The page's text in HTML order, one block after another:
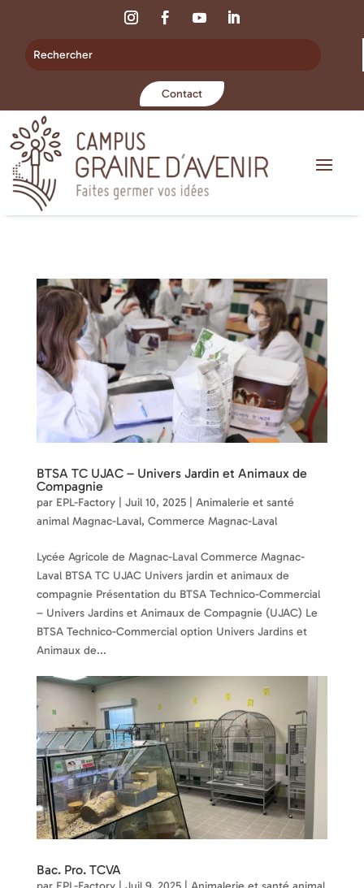
Contact
BTSA TC UJAC – Univers Jardin et Animaux de
Compagnie
par EPL-Factory| Juil 10, 2025| Animalerie et santé
animal Magnac-Laval, Commerce Magnac-Laval
Lycée Agricole de Magnac-Laval Commerce Magnac-
Laval BTSA TC UJAC Univers jardin et animaux de
compagnie Présentation du BTSA Technico-Commercial
– Univers Jardins et Animaux de Compagnie (UJAC) Le
BTSA Technico-Commercial option Univers Jardins et
Animaux de...
Bac. Pro. TCVA